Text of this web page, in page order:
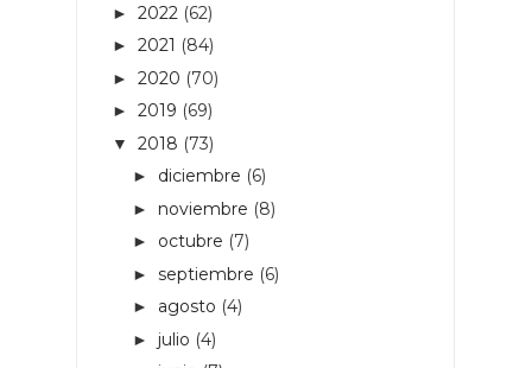
► 2022 (62)
► 2021 (84)
► 2020 (70)
► 2019 (69)
▼ 2018 (73)
► diciembre (6)
► noviembre (8)
► octubre (7)
► septiembre (6)
► agosto (4)
► julio (4)